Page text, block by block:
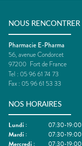
NOUS RENCONTRER
Pharmacie E-Pharma
56, avenue Condorcet
97200 Fort de France
Tel : 05 96 61 74 73
Fax : 05 96 61 53 33
NOS HORAIRES
Lundi :
07:30-19:00
Mardi :
07:30-19:00